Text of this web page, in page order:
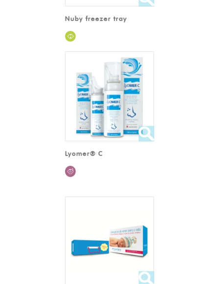
Nuby freezer tray
Lyomer® C